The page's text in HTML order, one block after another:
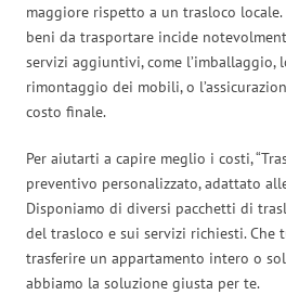
maggiore rispetto a un trasloco
beni da trasportare incide
servizi aggiuntivi, come l’imballaggio,
rimontaggio dei mobili, o
costo finale.
Per aiutarti a capire meglio i costi,
preventivo personalizzato, adattato
Disponiamo di diversi pacchetti di
del trasloco e sui servizi richiesti. Che
trasferire un appartamento intero o
abbiamo la soluzione giusta per te.